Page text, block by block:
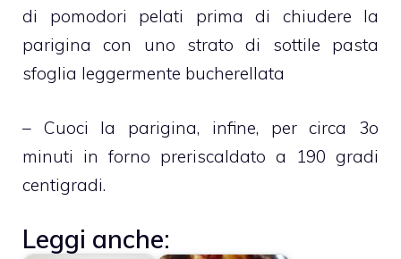
di pomodori pelati prima di chiudere la
parigina con uno strato di sottile pasta
sfoglia leggermente bucherellata
– Cuoci la parigina, infine, per circa 3o
minuti in forno preriscaldato a 190 gradi
centigradi.
Leggi anche: